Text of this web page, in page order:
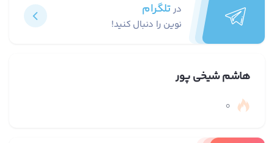
درتلگرام
نوین را دنبال کنید!
هاشم شیخی پور
0